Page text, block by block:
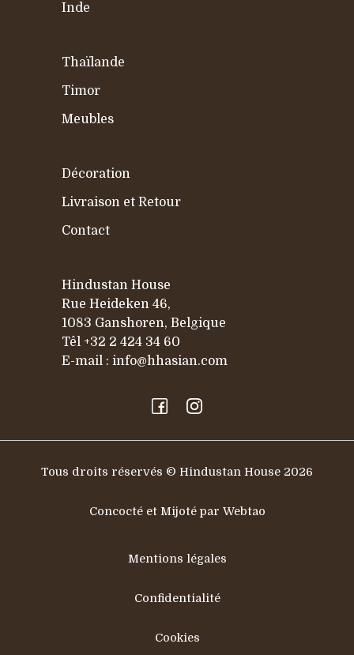
Inde
Thaïlande
Timor
Meubles
Décoration
Livraison et Retour
Contact
Hindustan House
Rue Heideken 46,
1083 Ganshoren, Belgique
Têl +32 2 424 34 60
E-mail : info@hhasian.com
Tous droits réservés © Hindustan House 2026
Concocté et Mijoté par Webtao
Mentions légales
Confidentialité
Cookies